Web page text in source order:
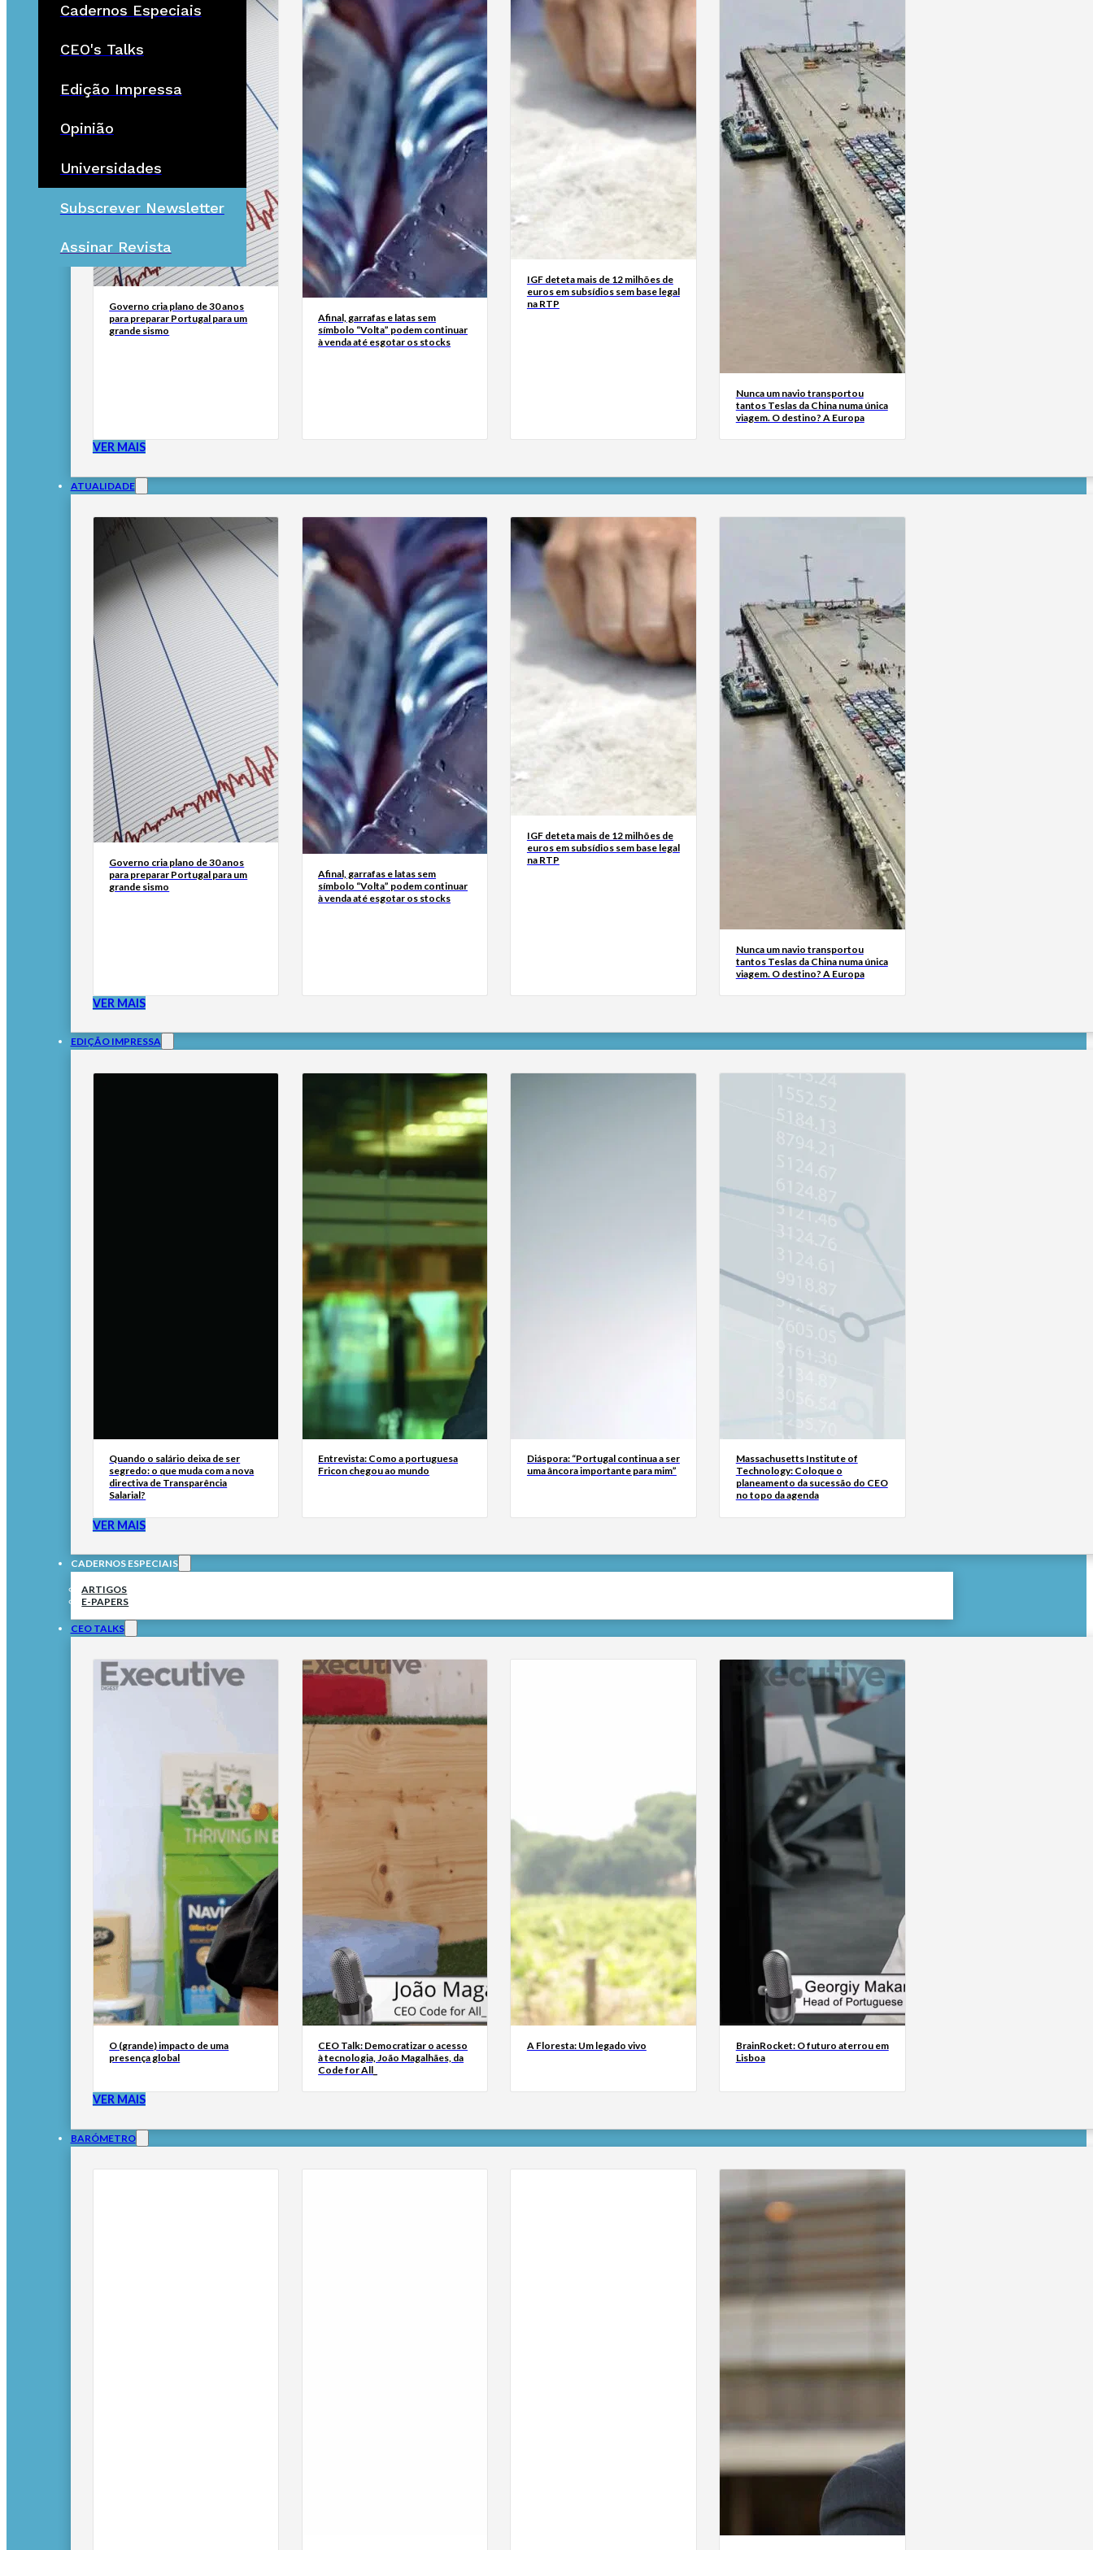
Cadernos Especiais
CEO's Talks
Edição Impressa
Opinião
Universidades
Subscrever Newsletter
Assinar Revista
Governo cria plano de 30 anos
para preparar Portugal para um
grande sismo
Afinal, garrafas e latas sem
símbolo “Volta” podem continuar
à venda até esgotar os stocks
IGF deteta mais de 12 milhões de
euros em subsídios sem base legal
na RTP
Nunca um navio transportou
tantos Teslas da China numa única
viagem. O destino? A Europa
VER MAIS
ATUALIDADE
Governo cria plano de 30 anos
para preparar Portugal para um
grande sismo
Afinal, garrafas e latas sem
símbolo “Volta” podem continuar
à venda até esgotar os stocks
IGF deteta mais de 12 milhões de
euros em subsídios sem base legal
na RTP
Nunca um navio transportou
tantos Teslas da China numa única
viagem. O destino? A Europa
VER MAIS
EDIÇÃO IMPRESSA
Quando o salário deixa de ser
segredo: o que muda com a nova
directiva de Transparência
Salarial?
Entrevista: Como a portuguesa
Fricon chegou ao mundo
Diáspora: “Portugal continua a ser
uma âncora importante para mim”
Massachusetts Institute of
Technology: Coloque o
planeamento da sucessão do CEO
no topo da agenda
VER MAIS
CADERNOS ESPECIAIS
ARTIGOS
E-PAPERS
CEO TALKS
O (grande) impacto de uma
presença global
CEO Talk: Democratizar o acesso
à tecnologia, João Magalhães, da
Code for All_
A Floresta: Um legado vivo
BrainRocket: O futuro aterrou em
Lisboa
VER MAIS
BARÓMETRO